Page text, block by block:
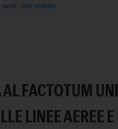
saldi, rete stabile.
FACTOTUM
LINEE AEREE